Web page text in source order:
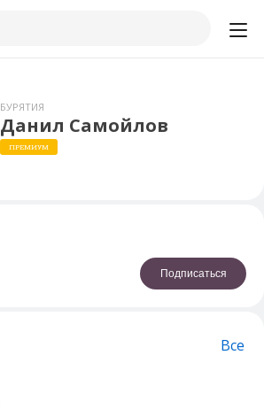
БУРЯТИЯ
Данил Самойлов
ПРЕМИУМ
Подписаться
Все